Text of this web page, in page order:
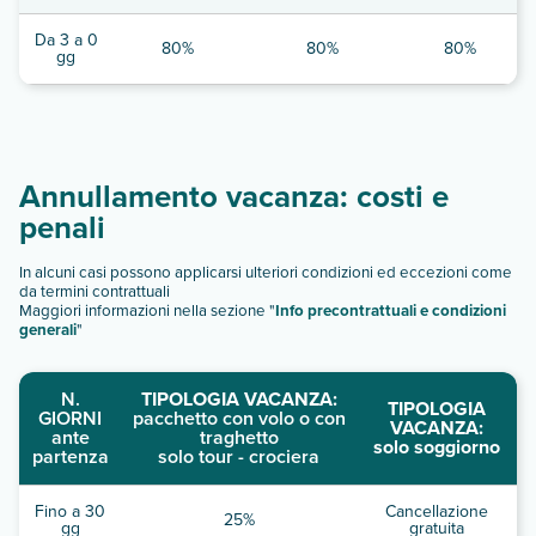
Da 3 a 0
gg 80% 80% 80%
Annullamento vacanza: costi e
penali
In alcuni casi possono applicarsi ulteriori condizioni ed eccezioni come
da termini contrattuali
Maggiori informazioni nella sezione "Info precontrattuali e condizioni
generali"
N.
GIORNI
ante
partenza
TIPOLOGIA VACANZA:
pacchetto con volo o con
traghetto
solo tour - crociera
TIPOLOGIA
VACANZA:
solo soggiorno
Fino a 30
gg 25% Cancellazione
gratuita